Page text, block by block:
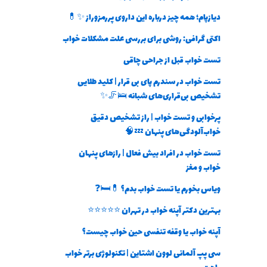
دیازپام؛ همه چیز درباره این داروی پررمزوراز ✨💊
اکتی گرافی: روشی برای بررسی علت مشکلات خواب
تست خواب قبل از جراحی چاقی
تست خواب در سندرم پای بی قرار | کلید طلایی
تشخیص بی‌قراری‌های شبانه 🛌🦵✨
پرخوابی و تست خواب | راز تشخیص دقیق
خواب‌آلودگی‌های پنهان 💤🧠
تست خواب در افراد بیش فعال | رازهای پنهان
خواب و مغز
ویاس بخورم یا تست خواب بدم؟ 💊🛏️❓
بهترین دکتر آپنه خواب در تهران ⭐⭐⭐⭐⭐
آپنه خواب یا وقفه تنفسی حین خواب چیست؟
سی پپ آلمانی لوون اشتاین | تکنولوژی برتر خواب